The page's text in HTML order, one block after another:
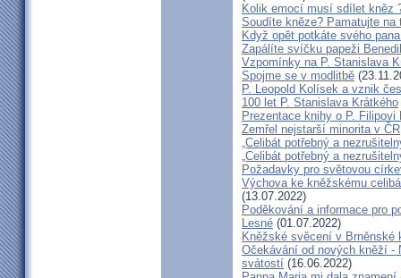
Kolik emocí musí sdílet kněz
Soudíte kněze? Pamatujte
Když opět potkáte svého
Zapálíte svíčku papeži
Vzpomínky na P. Stanislava
Spojme se v modlitbě
P. Leopold Kolísek a vznik
100 let P. Stanislava Krátkého
Prezentace knihy o P. Filipovi
Zemřel nejstarší minorita v ČR
„Celibát potřebný a
„Celibát potřebný a
Požadavky pro světovou
Výchova ke kněžskému
(13.07.2022)
Poděkování a informace pro
Lesné (01.07.2022)
Kněžské svěcení v Brněnské
Očekávání od nových kněží -
svátostí (16.06.2022)